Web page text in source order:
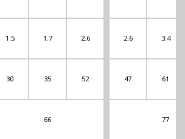
1.5 1.7 2.6
30 35 52
66
2.6 3.4
47 61
77